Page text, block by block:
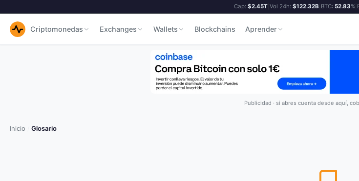
Cap: $2.45T| Vol 24h: $122.32B| BTC: 52.83%|
Criptomonedas Exchanges Wallets Blockchains Aprender
Publicidad · si abres cuenta desde aquí,
Inicio Glosario